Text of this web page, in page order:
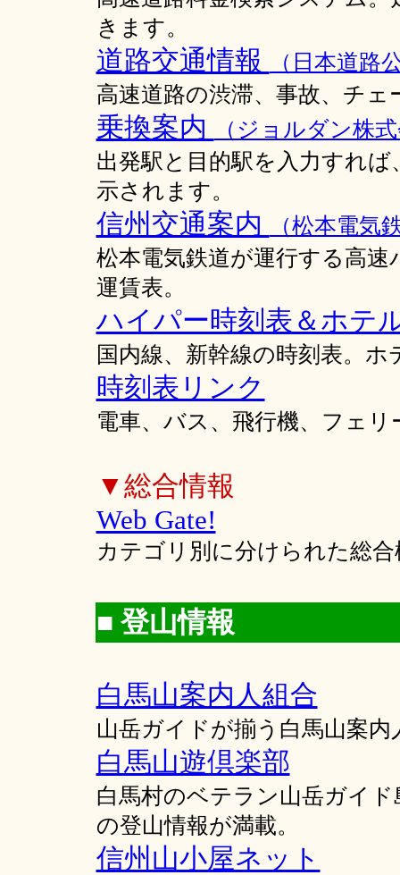
きます。
道路交通情報
（日本道路
高速道路の渋滞、事故、チ
乗換案内
（ジョルダン株
出発駅と目的駅を入力すれ
示されます。
信州交通案内
（松本電気
松本電気鉄道が運行する高
運賃表。
ハイパー時刻表＆ホテ
国内線、新幹線の時刻表。
時刻表リンク
電車、バス、飛行機、フェ
▼総合情報
Web Gate!
カテゴリ別に分けられた総
■ 登山情報
白馬山案内人組合
山岳ガイドが揃う白馬山案
白馬山遊倶楽部
白馬村のベテラン山岳ガイ
の登山情報が満載。
信州山小屋ネット